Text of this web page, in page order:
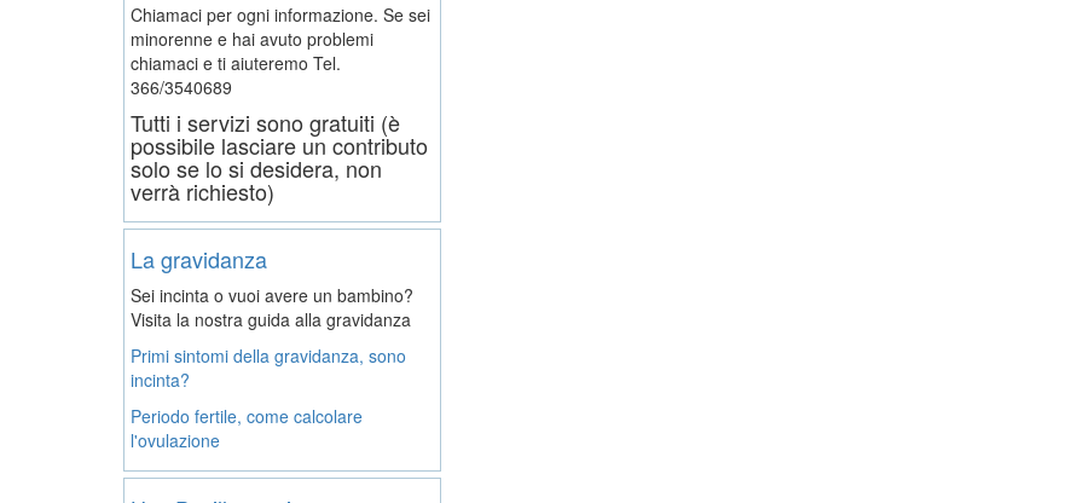
Chiamaci per ogni informazione. Se sei
minorenne e hai avuto problemi
chiamaci e ti aiuteremo Tel.
366/3540689
Tutti i servizi sono gratuiti (è
possibile lasciare un contributo
solo se lo si desidera, non
verrà richiesto)
La gravidanza
Sei incinta o vuoi avere un bambino?
Visita la nostra guida alla gravidanza
Primi sintomi della gravidanza, sono
incinta?
Periodo fertile, come calcolare
l'ovulazione